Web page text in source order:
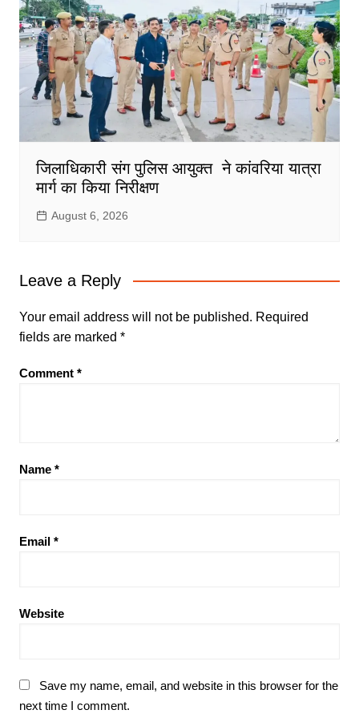
जिलाधिकारी संग पुलिस आयुक्त ने कांवरिया यात्रा
मार्ग का किया निरीक्षण
August 6, 2026
Leave a Reply
Your email address will not be published. Required
fields are marked *
Comment *
Name *
Email *
Website
Save my name, email, and website in this browser for the
next time I comment.